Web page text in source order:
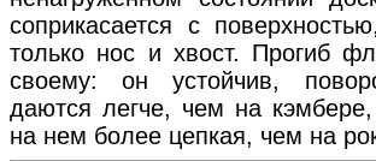
соприкасается с
только нос и хвост. Прогиб
своему: он устойчив,
даются легче, чем на кэмбере,
на нем более цепкая, чем на